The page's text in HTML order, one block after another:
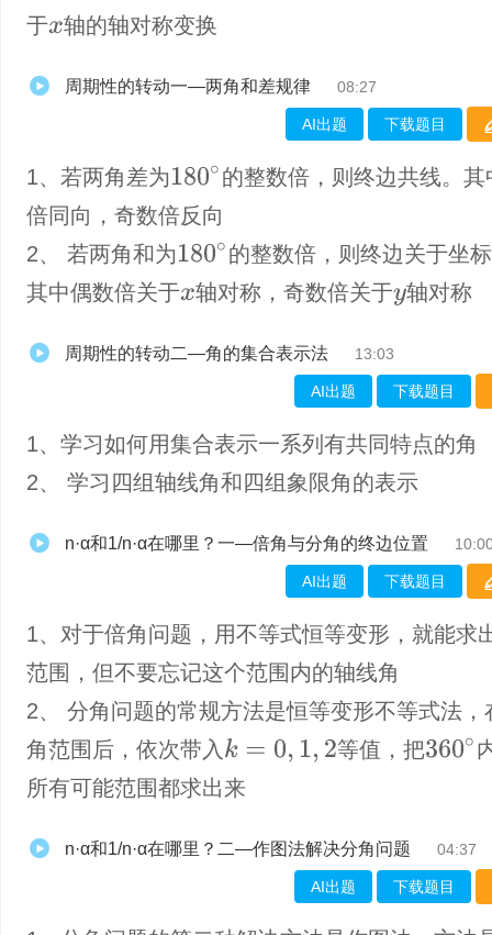
于x 轴的轴对称变换
周期性的转动一—两角和差规律 08:27
AI出题 下载题目
1、若两角差为 180∘
的整数倍，则终边共线。其
倍同向，奇数倍反向
2、 若两角和为 180∘
的整数倍，则终边关于坐
其中偶数倍关于x 轴对称，奇数倍关于y 轴对称
周期性的转动二—角的集合表示法 13:03
AI出题 下载题目
1、学习如何用集合表示一系列有共同特点的角
2、 学习四组轴线角和四组象限角的表示
n·α和1/n·α在哪里？一—倍角与分角的终边位置
AI出题 下载题目
1、对于倍角问题，用不等式恒等变形，就能求
范围，但不要忘记这个范围内的轴线角
2、 分角问题的常规方法是恒等变形不等式法，
角范围后，依次带入 k= 0,1, 2 等值，把360∘
所有可能范围都求出来
n·α和1/n·α在哪里？二—作图法解决分角问题 04:37
AI出题 下载题目